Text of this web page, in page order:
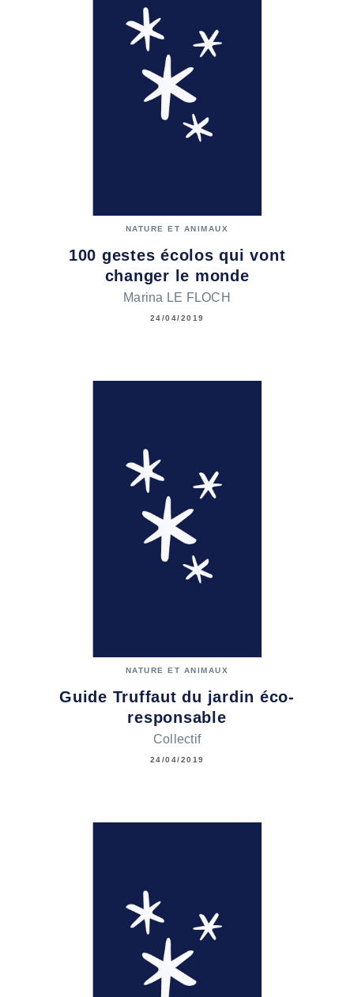
NATURE ET ANIMAUX
100 gestes écolos qui vont
changer le monde
Marina LE FLOCH
24/04/2019
NATURE ET ANIMAUX
Guide Truffaut du jardin éco-
responsable
Collectif
24/04/2019